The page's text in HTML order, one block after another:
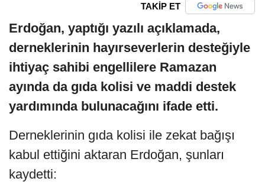
TAKİP ET
Erdoğan, yaptığı yazılı açıklamada,
derneklerinin hayırseverlerin desteğiyle
ihtiyaç sahibi engellilere Ramazan
ayında da gıda kolisi ve maddi destek
yardımında bulunacağını ifade etti.
Derneklerinin gıda kolisi ile zekat bağışı
kabul ettiğini aktaran Erdoğan, şunları
kaydetti: